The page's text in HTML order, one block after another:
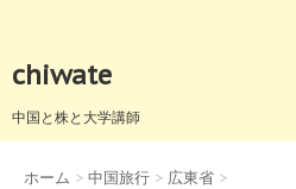
chiwate
中国と株と大学講師
ホーム > 中国旅行 > 広東省 >